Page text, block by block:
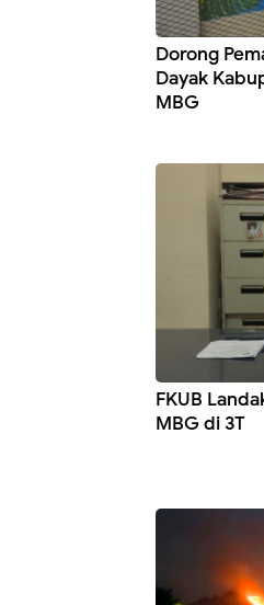
Dorong
Dayak
MBG
FKUB
MBG di 3T